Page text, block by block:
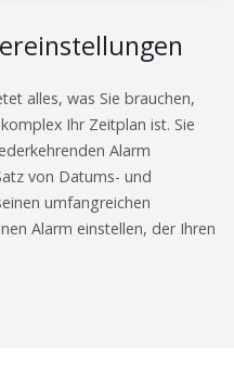
alles, was Sie brauchen,
Ihr Zeitplan ist. Sie
Alarm
von Datums- und
umfangreichen
Alarm einstellen, der Ihren